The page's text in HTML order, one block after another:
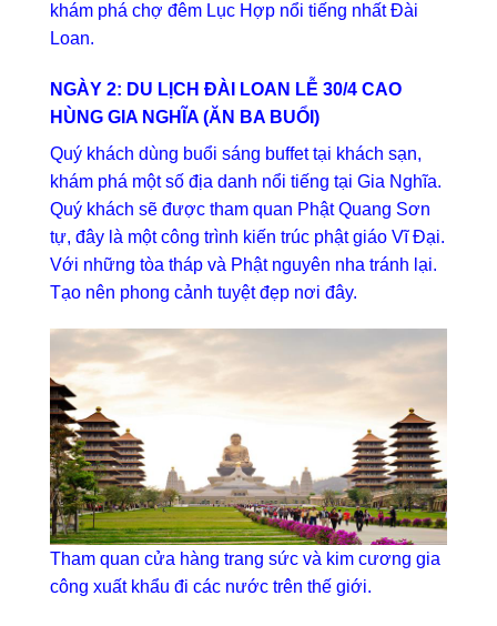
khám phá chợ đêm Lục Hợp nổi tiếng nhất Đài
Loan.
NGÀY 2: DU LỊCH ĐÀI LOAN LỄ 30/4 CAO
HÙNG GIA NGHĨA (ĂN BA BUỔI)
Quý khách dùng buổi sáng buffet tại khách sạn,
khám phá một số địa danh nổi tiếng tại Gia Nghĩa.
Quý khách sẽ được tham quan Phật Quang Sơn
tự, đây là một công trình kiến trúc phật giáo Vĩ Đại.
Với những tòa tháp và Phật nguyên nha tránh lại.
Tạo nên phong cảnh tuyệt đẹp nơi đây.
Tham quan cửa hàng trang sức và kim cương gia
công xuất khẩu đi các nước trên thế giới.